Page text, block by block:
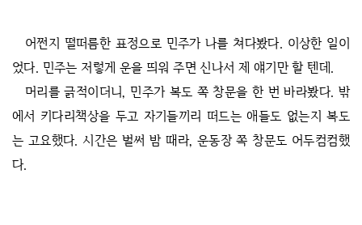
어쩐지 떨떠름한 표정으로 민주가 나를 쳐다봤다. 이상한 일이
었다. 민주는 저렇게 운을 띄워 주면 신나서 제 얘기만 할 텐데.
머리를 긁적이더니, 민주가 복도 쪽 창문을 한 번 바라봤다. 밖
에서 키다리책상을 두고 자기들끼리 떠드는 애들도 없는지 복도
는 고요했다. 시간은 벌써 밤 때라, 운동장 쪽 창문도 어두컴컴했
다.